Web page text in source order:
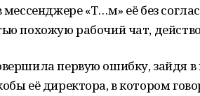
мессенджере «Т…м» её без
похожую рабочий чат,
первую ошибку, зайдя в
её директора, в котором